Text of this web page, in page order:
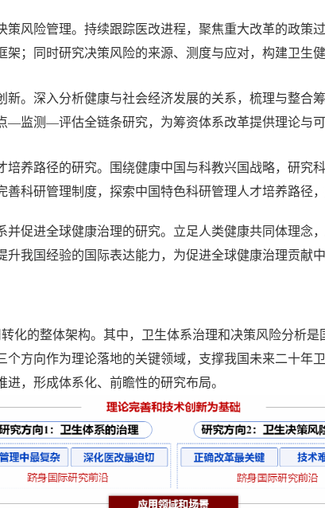
策风险管理。持续跟踪医改进程，聚焦重大改革的政策
；同时研究决策风险的来源、测度与应对，构建卫生
新。深入分析健康与社会经济发展的关系，梳理与整合
—监测—评估全链条研究，为筹资体系改革提供理论与可
培养路径的研究。围绕健康中国与科教兴国战略，研究
科研管理制度，探索中国特色科研管理人才培养路径
并促进全球健康治理的研究。立足人类健康共同体理念
我国经验的国际表达能力，为促进全球健康治理贡献中
化的整体架构。其中，卫生体系治理和决策风险分析
个方向作为理论落地的关键领域，支撑我国未来二十年
，形成体系化、前瞻性的研究布局。